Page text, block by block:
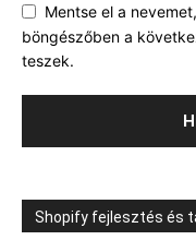
Mentse el a
böngészőben a
teszek.
Shopify fejlesztés és